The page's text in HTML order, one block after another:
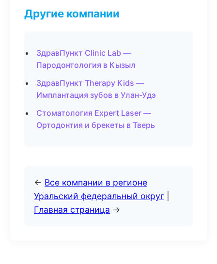
Другие компании
ЗдравПункт Clinic Lab —
Пародонтология в Кызыл
ЗдравПункт Therapy Kids —
Имплантация зубов в Улан-Удэ
Стоматология Expert Laser —
Ортодонтия и брекеты в Тверь
← Все компании в регионе
Уральский федеральный округ
Главная страница →